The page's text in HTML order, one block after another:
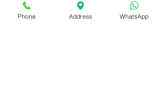
Количество
Phone Address WhatsApp